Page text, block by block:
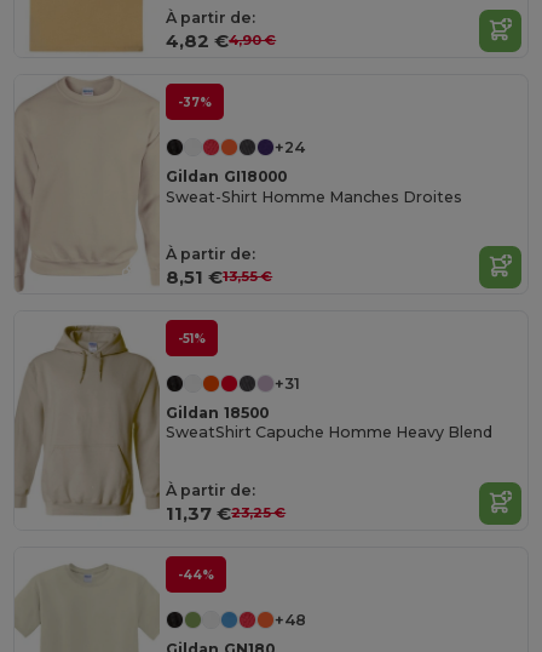
À partir de:
4,82 €4,90 €
-37%
+24
Gildan GI18000
Sweat-Shirt Homme Manches Droites
À partir de:
8,51 €13,55 €
-51%
+31
Gildan 18500
SweatShirt Capuche Homme Heavy Blend
À partir de:
11,37 €23,25 €
-44%
+48